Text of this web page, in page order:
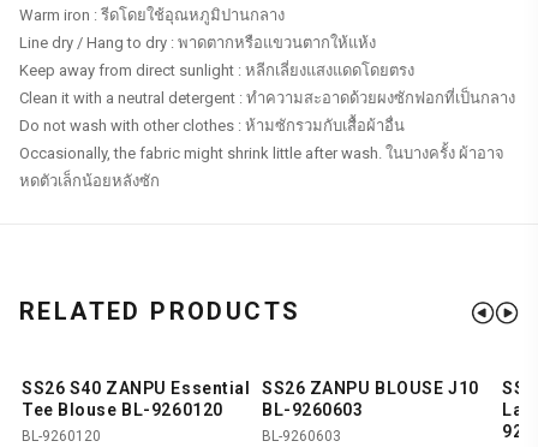
Warm iron : รีดโดยใช้อุณหภูมิปานกลาง
Line dry / Hang to dry : พาดตากหรือแขวนตากให้แห้ง
Keep away from direct sunlight : หลีกเลี่ยงแสงแดดโดยตรง
Clean it with a neutral detergent : ทำความสะอาดด้วยผงซักฟอกที่เป็นกลาง
Do not wash with other clothes : ห้ามซักรวมกับเสื้อผ้าอื่น
Occasionally, the fabric might shrink little after wash. ในบางครั้ง ผ้าอาจ
หดตัวเล็กน้อยหลังซัก
RELATED PRODUCTS
-30% SHOP NOW
SS26 S40 ZANPU Essential
Tee Blouse BL-9260120
BL-9260120
NEW SHOP NOW
SS26 ZANPU BLOUSE J10
BL-9260603
BL-9260603